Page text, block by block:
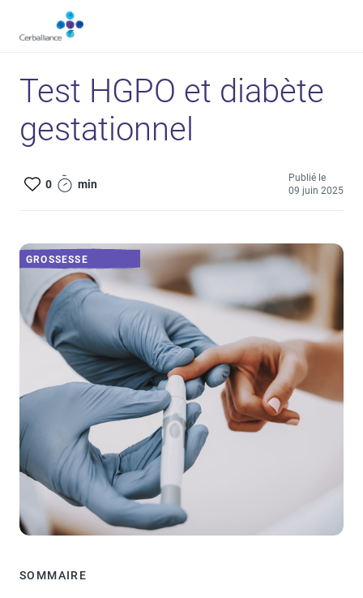
contenu
Test HGPO et diabète
gestationnel
0 min
Publié le
09 juin 2025
GROSSESSE
SOMMAIRE